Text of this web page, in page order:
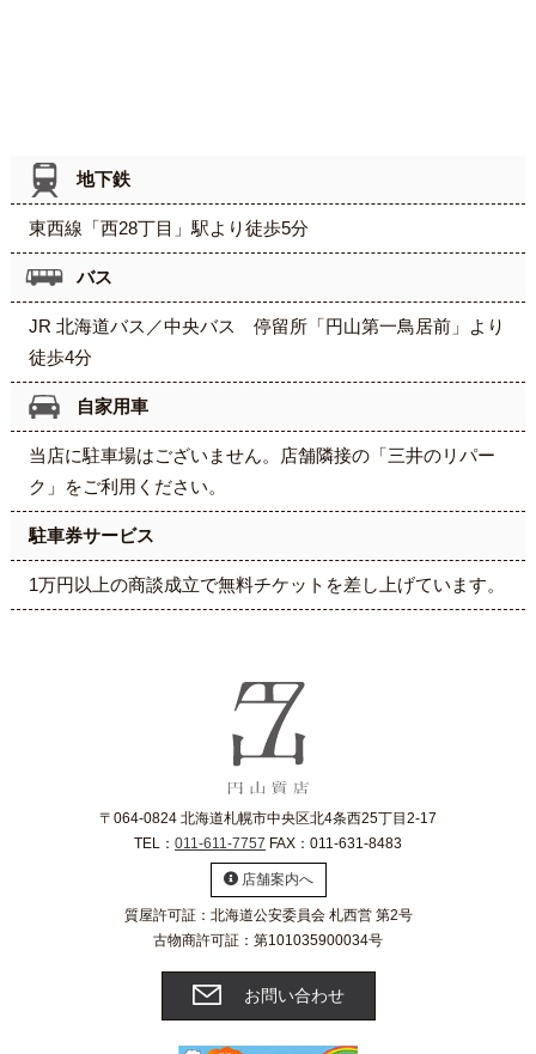
地下鉄
東西線「西28丁目」駅より徒歩5分
バス
JR 北海道バス／中央バス 停留所「円山第一鳥居前」より
徒歩4分
自家用車
当店に駐車場はございません。店舗隣接の「三井のリパー
ク」をご利用ください。
駐車券サービス
1万円以上の商談成立で無料チケットを差し上げています。
〒064-0824 北海道札幌市中央区北4条西25丁目2-17
TEL： 011-611-7757 FAX：011-631-8483
店舗案内へ
質屋許可証：北海道公安委員会 札西営 第2号
古物商許可証：第101035900034号
お問い合わせ